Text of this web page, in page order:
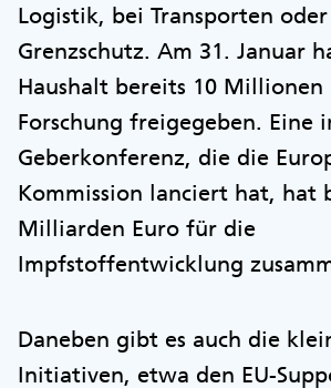
Logistik, bei Transporten
Grenzschutz. Am 31. Januar
Haushalt bereits 10
Forschung freigegeben. Eine
Geberkonferenz, die die
Kommission lanciert hat, hat
Milliarden Euro für die
Impfstoffentwicklung
Daneben gibt es auch die
Initiativen, etwa den EU-